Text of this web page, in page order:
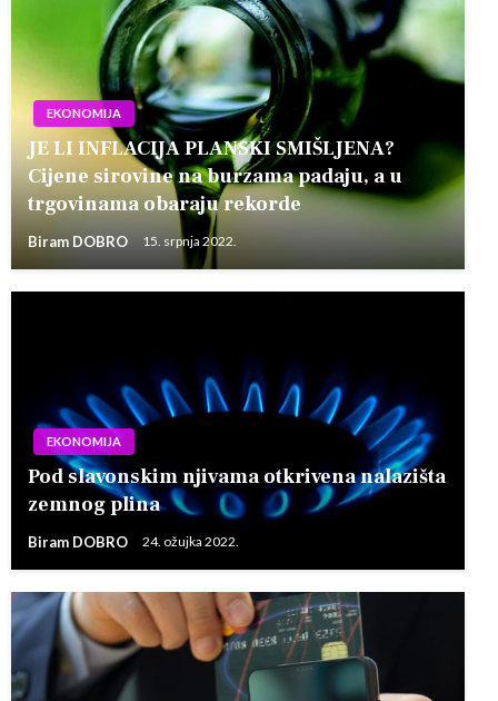
EKONOMIJA
JE LI INFLACIJA PLANSKI SMIŠLJENA?
Cijene sirovine na burzama padaju, a u
trgovinama obaraju rekorde
Biram DOBRO 15. srpnja 2022.
EKONOMIJA
Pod slavonskim njivama otkrivena nalazišta
zemnog plina
Biram DOBRO 24. ožujka 2022.